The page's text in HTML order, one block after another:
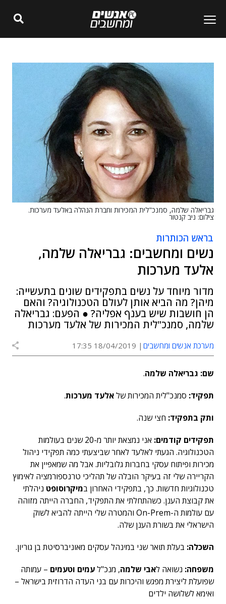
גבריאלה שלמה, סמנכ"לית המכירות וחברת הנהלה באלעד מערכות.
צילום: ניב קנטור
בראש הכותרות
נשים ומחשבים: גבריאלה שלמה,
אלעד מערכות
מדור מיוחד על נשים בתפקידים שונים בתעשייה:
מיהן? מה הביא אותן לעולם הטכנולוגיה? והאם
הן חושבות שיש בענף אפליה? ● הפעם: גבריאלה
שלמה, סמנכ"לית המכירות של אלעד מערכות
מערכת אנשים ומחשבים 18/04/2019 17:35
שם: גבריאלה שלמה.
תפקיד: סמנכ"לית המכירות שלאלעד מערכות.
ותק בתפקיד: חצי שנה.
תפקידים קודמים:
אני נמצאת יותר מ-20 שנים בעולמות
הטכנולוגיה. הגעתי לאלעד לאחר שביצעתי כמה תפקידי ניהול
מכירות ופיתוח עסקי בחברות גלובליות. אבל מה שמאפיין את
הקריירה שלי זה בעיקר הובלה של תהליכי טרנספורמציה לאימוץ
טכנולוגיות חדשות. כך, בתפקידי האחרון במיקרוסופט ניהלתי
את קבוצת הענן. כשהתחלתי את התפקיד, החברה הייתה מזוהה
עם עולמות ה-On-Prem והמטרה שלי הייתה להביא לשוק
הישראלי את בשורת הענן שלה.
השכלה: בעלת תואר שני במינהל עסקים מאוניברסיטת בן גוריון.
משפחה: נשואה לאבי שלמה, מנכ"לעמים וטעמים – עמותה
שפועלת ליצירת מפגש והיכרות עם בני העדה הדרוזית בישראל –
ואימא לשלושה ילדים